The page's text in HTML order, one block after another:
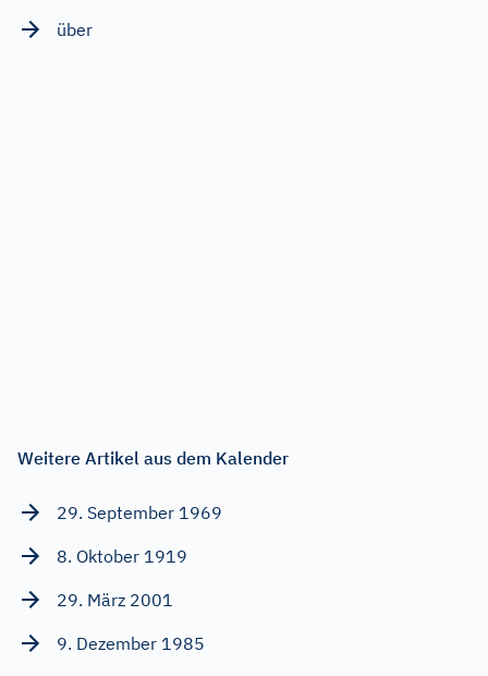
über
Weitere Artikel aus dem Kalender
29. September 1969
8. Oktober 1919
29. März 2001
9. Dezember 1985